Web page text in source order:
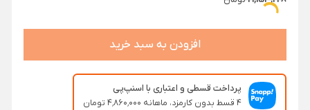
افزودن به سبد خرید
پرداخت قسطی و اعتباری با اسنپ‌پی
۴ قسط بدون کارمزد، ماهانه ۴٬۸۶۰٬۰۰۰ تومان